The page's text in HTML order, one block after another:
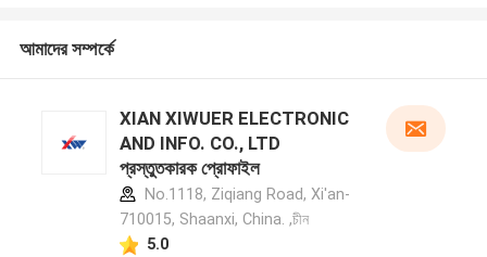
আমাদের সম্পর্কে
XIAN XIWUER ELECTRONIC
AND INFO. CO., LTD
প্রস্তুতকারক প্রোফাইল
No.1118, Ziqiang Road, Xi'an-
710015, Shaanxi, China. ,চীন
5.0